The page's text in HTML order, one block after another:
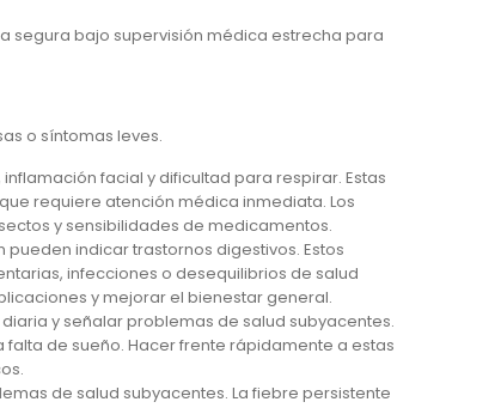
segura bajo supervisión médica estrecha para
o síntomas leves.
facial y dificultad para respirar. Estas
requiere atención médica inmediata. Los
y sensibilidades de medicamentos.
indicar trastornos digestivos. Estos
infecciones o desequilibrios de salud
y mejorar el bienestar general.
y señalar problemas de salud subyacentes.
de sueño. Hacer frente rápidamente a estas
de salud subyacentes. La fiebre persistente